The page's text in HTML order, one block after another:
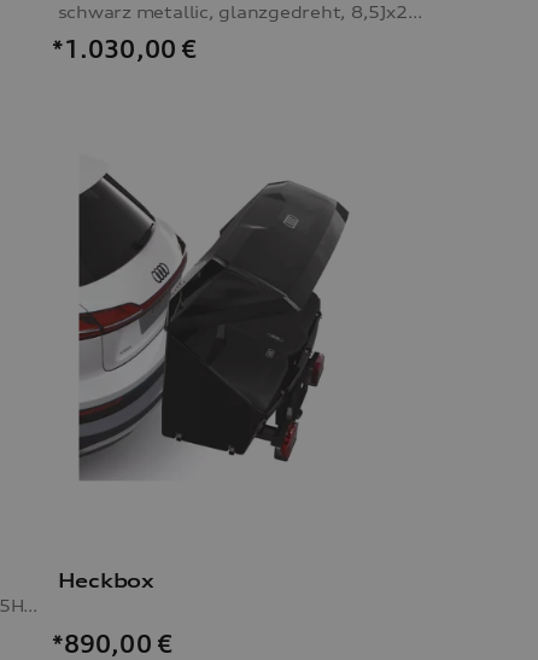
schwarz metallic, glanzgedreht, 8,5Jx21, Reifen 255/40 R21 102Y XL
*1.030,00 €
7,0Jx19, Winterreifen 235/55 R19 105H XL, links
Heckbox
*890,00 €